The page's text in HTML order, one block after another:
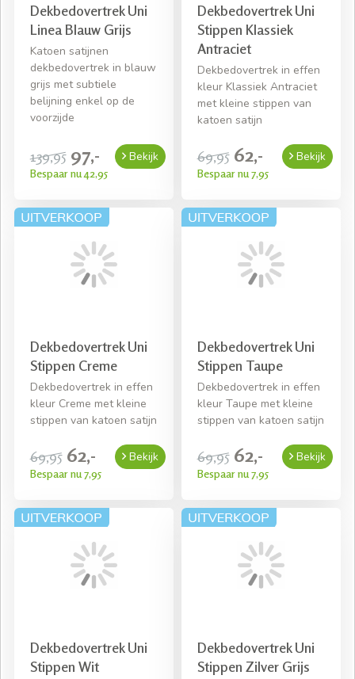
Dekbedovertrek Uni
Linea Blauw Grijs
Katoen satijnen
dekbedovertrek in blauw
grijs met subtiele
belijning enkel op de
voorzijde
139,95 97,-
Bespaar nu 42,95
Bekijk
Dekbedovertrek Uni
Stippen Klassiek
Antraciet
Dekbedovertrek in effen
kleur Klassiek Antraciet
met kleine stippen van
katoen satijn
69,95 62,-
Bespaar nu 7,95
Bekijk
Dekbedovertrek Uni
Stippen Creme
Dekbedovertrek in effen
kleur Creme met kleine
stippen van katoen satijn
69,95 62,-
Bespaar nu 7,95
Bekijk
Dekbedovertrek Uni
Stippen Taupe
Dekbedovertrek in effen
kleur Taupe met kleine
stippen van katoen satijn
69,95 62,-
Bespaar nu 7,95
Bekijk
Dekbedovertrek Uni
Stippen Wit
Dekbedovertrek Uni
Stippen Zilver Grijs